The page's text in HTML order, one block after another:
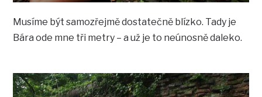
Musíme být samozřejmě dostatečně blízko. Tady je
Bára ode mne tři metry – a už je to neúnosně daleko.